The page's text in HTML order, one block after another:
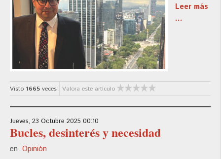
Leer más
...
Visto 1665 veces Valora este artículo
Jueves, 23 Octubre 2025 00:10
Bucles, desinterés y necesidad
en Opinión